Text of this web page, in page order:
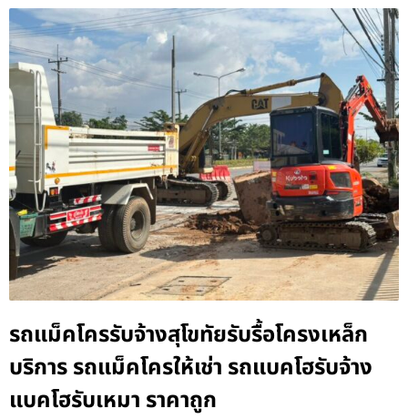
รถแม็คโครรับจ้างสุโขทัยรับรื้อโครงเหล็ก
บริการ รถแม็คโครให้เช่า รถแบคโฮรับจ้าง
แบคโฮรับเหมา ราคาถูก